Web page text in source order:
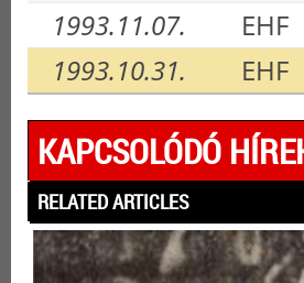
1993.11.07.
EHF
1993.10.31.
EHF
KAPCSOLÓDÓ
RELATED ARTICLES